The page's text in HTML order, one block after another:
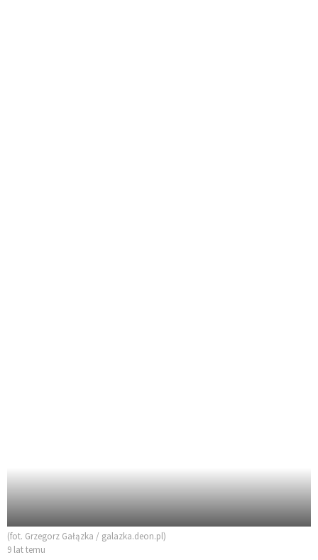
(fot. Grzegorz Gałązka / galazka.deon.pl)
9 lat temu